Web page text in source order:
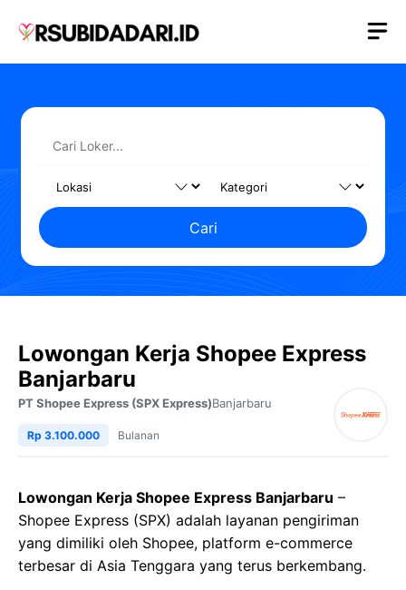
Cari
Lowongan Kerja Shopee Express
Banjarbaru
PT Shopee Express (SPX Express)Banjarbaru
Rp 3.100.000 Bulanan
Lowongan Kerja Shopee Express Banjarbaru –
Shopee Express (SPX) adalah layanan pengiriman
yang dimiliki oleh Shopee, platform e-commerce
terbesar di Asia Tenggara yang terus berkembang.